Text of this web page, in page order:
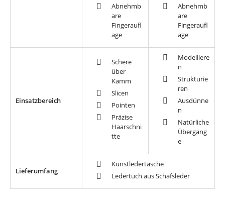
Abnehmb
are
Fingeraufl
age
Abnehmb
are
Fingeraufl
age
Einsatzbereich
Schere
über
Kamm
Slicen
Pointen
Präzise
Haarschni
tte
Modelliere
n
Strukturie
ren
Ausdünne
n
Natürliche
Übergäng
e
Lieferumfang
Kunstledertasche
Ledertuch aus Schafsleder